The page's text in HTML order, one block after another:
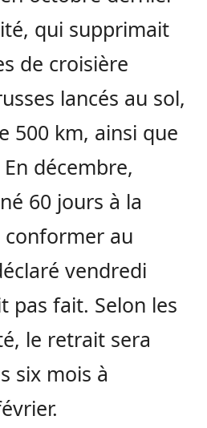
qui supprimait
de croisière
lancés au sol,
500 km, ainsi que
décembre,
60 jours à la
conformer au
vendredi
pas fait. Selon les
le retrait sera
six mois à